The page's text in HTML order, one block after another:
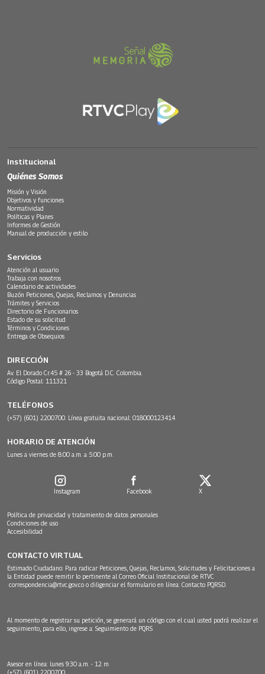
Institucional
Quiénes Somos
Misión y Visión
Objetivos y funciones
Normatividad
Políticas y Planes
Informes de Gestión
Manual de producción y estilo
Servicios
Atención al usuario
Trabaja con nosotros
Calendario de actividades
Buzón Peticiones, Quejas, Reclamos y Denuncias
Trámites y Servicios
Directorio de Funcionarios
Estado de su solicitud
Términos y Condiciones
Entrega de Obsequios
DIRECCIÓN
Av. El Dorado Cr.45 # 26 - 33 Bogotá D.C. Colombia.
Código Postal: 111321
TELÉFONOS
(+57) (601) 2200700. Línea gratuita nacional: 018000123414
HORARIO DE ATENCIÓN
Lunes a viernes de 8:00 a.m. a 5:00 p.m.
Instagram Facebook X
Política de privacidad y tratamiento de datos personales
Condiciones de uso
Accesibilidad
CONTACTO VIRTUAL
Estimado Ciudadano: Para radicar Peticiones, Quejas, Reclamos, Solicitudes y Felicitaciones a
la Entidad puede remitir lo pertinente al Correo Oficial Institucional de RTVC
correspondencia@rtvc.gov.co o diligenciar el formulario en línea: Contacto PQRSD.
Al momento de registrar su petición, se generará un código con el cual usted podrá realizar el
seguimiento, para ello, ingrese a: Seguimiento de PQRS
Asesor en línea: lunes 9:30 a.m. - 12 m
(+57) (601) 2200700